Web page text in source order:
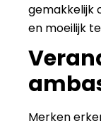
gemakkelijk
en moeilijk
Merken